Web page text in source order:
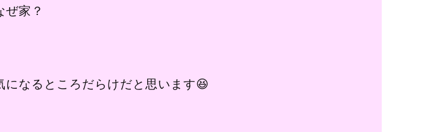
ぜ家？
になるところだらけだと思います😆